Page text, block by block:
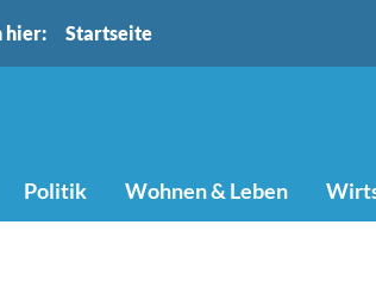
hier: Startseite
Politik Wohnen & Leben